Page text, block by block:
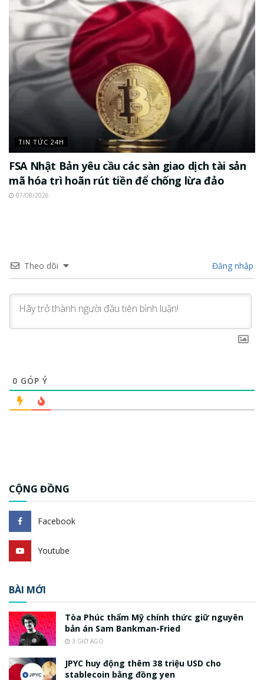
TIN TỨC 24H
FSA Nhật Bản yêu cầu các sàn giao dịch tài sản
mã hóa trì hoãn rút tiền để chống lừa đảo
07/08/2026
Theo dõi Đăng nhập
0 GÓP Ý
CỘNG ĐỒNG
Facebook
Youtube
BÀI MỚI
Tòa Phúc thẩm Mỹ chính thức giữ nguyên
bản án Sam Bankman-Fried
3 GIỜ AGO
JPYC huy động thêm 38 triệu USD cho
stablecoin bằng đồng yen